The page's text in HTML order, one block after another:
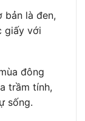
bản là đen,
giấy với
đông
trầm tính,
sống.